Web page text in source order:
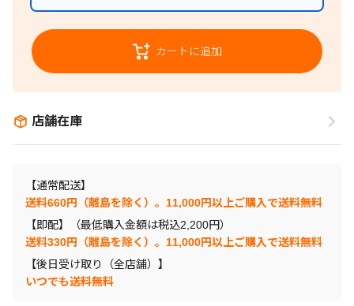
カートに追加
店舗在庫
【通常配送】
送料660円（離島を除く）。11,000円以上ご購入で送料無料
【即配】（最低購入金額は税込2,200円）
送料330円（離島を除く）。11,000円以上ご購入で送料無料
【後日受け取り（全店舗）】
いつでも送料無料